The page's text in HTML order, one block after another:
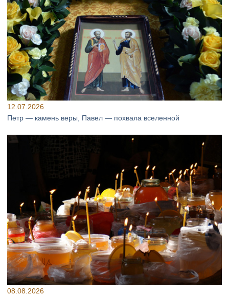
12.07.2026
Петр — камень веры, Павел — похвала вселенной
08.08.2026